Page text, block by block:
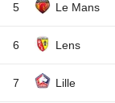
5 Le Mans
6 Lens
7 Lille